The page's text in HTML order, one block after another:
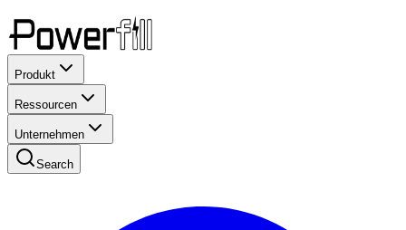
Produkt
Ressourcen
Unternehmen
Search